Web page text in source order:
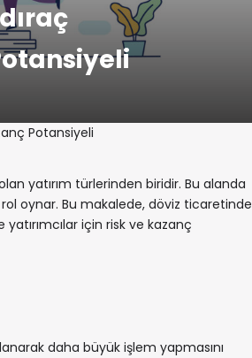
Potansiyeli
yatırım türlerinden biridir. Bu alanda
oynar. Bu makalede, döviz ticaretinde
yatırımcılar için risk ve kazanç
daha büyük işlem yapmasını